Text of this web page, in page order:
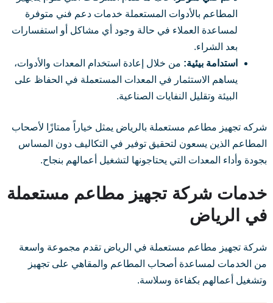
المطاعم بالأدوات المستعملة خدمات دعم فني متوفرة
لمساعدة العملاء في حالة وجود أي مشاكل أو استفسارات
بعد الشراء.
استدامة بيئية:من خلال إعادة استخدام المعدات والأدوات،
يساهم الاستثمار في المعدات المستعملة في الحفاظ على
البيئة وتقليل النفايات الصناعية.
شركه تجهيز مطاعم مستعملة بالرياض يمثل خياراً ممتازًا لأصحاب
المطاعم الذين يسعون لتحقيق توفير في التكاليف دون المساس
بجودة وأداء المعدات التي يحتاجونها لتشغيل أعمالهم بنجاح.
خدمات شركة تجهيز مطاعم مستعملة
في الرياض
شركة تجهيز مطاعم مستعملة في الرياض تقدم مجموعة واسعة
من الخدمات لمساعدة أصحاب المطاعم والمقاهي على تجهيز
وتشغيل أعمالهم بكفاءة وسلاسة.